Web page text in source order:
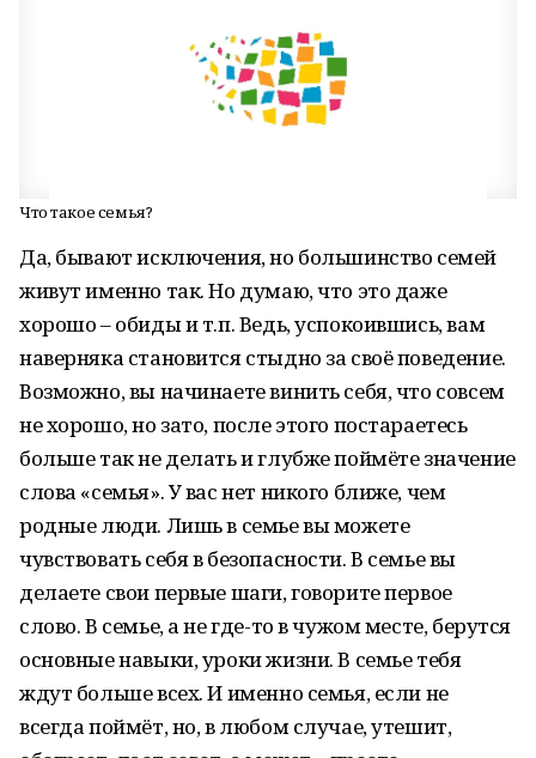
Что такое семья?
Да, бывают исключения, но большинство семей
живут именно так. Но думаю, что это даже
хорошо – обиды и т.п. Ведь, успокоившись, вам
наверняка становится стыдно за своё поведение.
Возможно, вы начинаете винить себя, что совсем
не хорошо, но зато, после этого постараетесь
больше так не делать и глубже поймёте значение
слова «семья». У вас нет никого ближе, чем
родные люди. Лишь в семье вы можете
чувствовать себя в безопасности. В семье вы
делаете свои первые шаги, говорите первое
слово. В семье, а не где-то в чужом месте, берутся
основные навыки, уроки жизни. В семье тебя
ждут больше всех. И именно семья, если не
всегда поймёт, но, в любом случае, утешит,